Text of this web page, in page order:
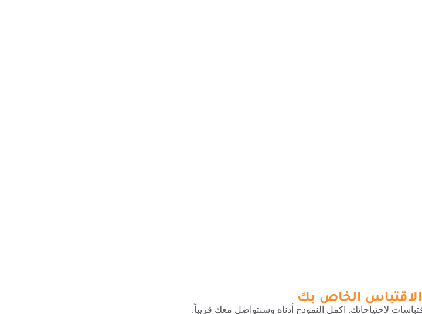
الخاص بك
لاحتياجاتك. اكمل النموذج أدناه وسنتواصل معك قريباً.